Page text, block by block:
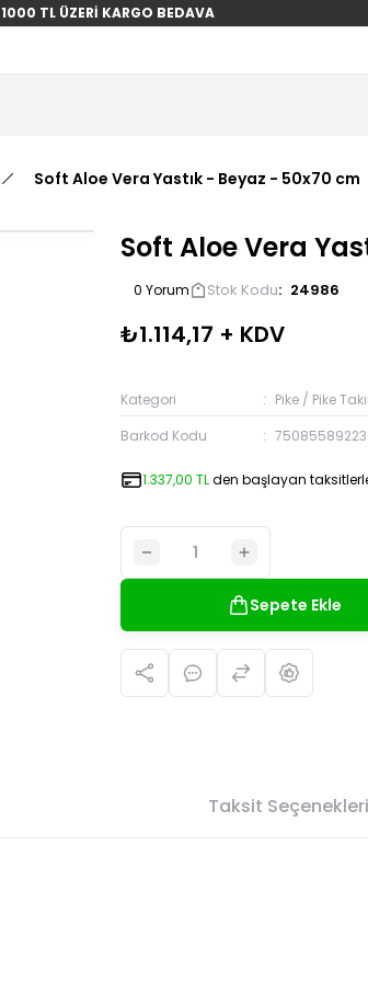
1000 TL ÜZERİ KARGO BEDAVA
Soft Aloe Vera Yastık - Beyaz - 50x70 cm
Soft Aloe Vera
0 Yorum Stok Kodu 24986
₺1.114,17 + KDV
Kategori Pike / Pike
Barkod Kodu
1.337,00 TLden başlayan
Sepete Ekle
Taksit Seçenekleri